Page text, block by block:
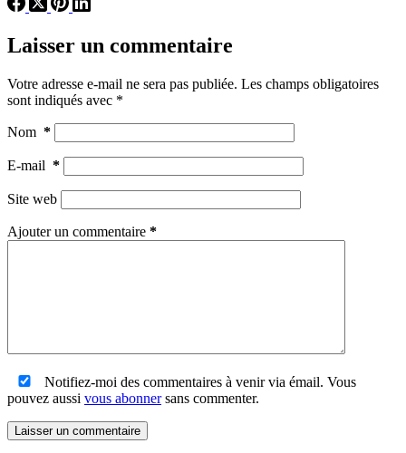
Laisser un commentaire
Votre adresse e-mail ne sera pas publiée. Les champs obligatoires
sont indiqués avec *
Nom *
E-mail *
Site web
Ajouter un commentaire *
Notifiez-moi des commentaires à venir via émail. Vous
pouvez aussi vous abonnersans commenter.
Laisser un commentaire